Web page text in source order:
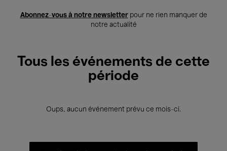
Abonnez-vous à notre newsletterpour ne rien manquer de
notre actualité
Tous les événements de cette
période
Oups, aucun événement prévu ce mois-ci.